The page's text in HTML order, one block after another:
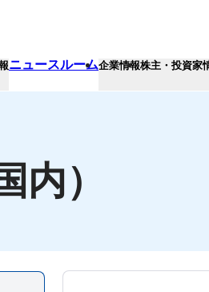
ニュースルーム企業情報株主・投資家
内）